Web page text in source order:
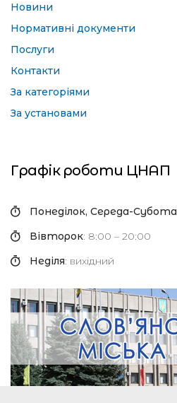
Новини
Нормативні документи
Послуги
Контакти
За категоріями
За установами
Графік роботи ЦНАП
Понеділок, Середа-Субота
Вівторок: 8:00 – 20:00
Неділя: вихідний